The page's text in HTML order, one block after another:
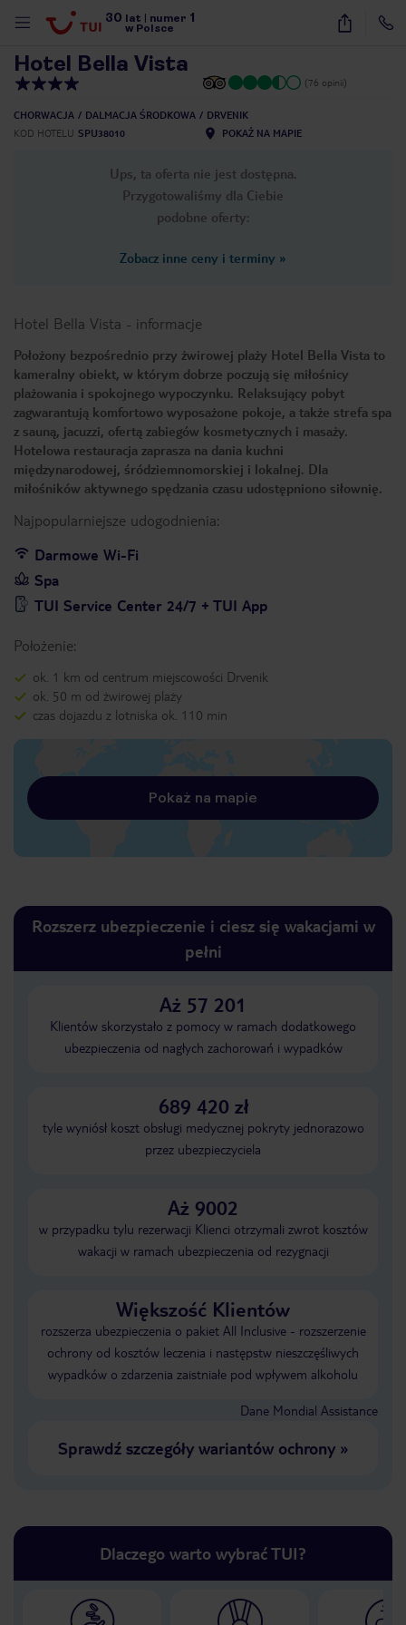
30 lat numer 1
w Polsce
31
Hotel Bella Vista
(76 opinii)
CHORWACJA DALMACJA ŚRODKOWA
DRVENIK
KOD HOTELU SPU38010 POKAŻ NA MAPIE
Ups, ta oferta nie jest dostępna.
Przygotowaliśmy dla Ciebie
podobne oferty:
Zobacz inne ceny i terminy »
Hotel Bella Vista - informacje
Położony bezpośrednio przy żwirowej plaży Hotel Bella Vista to
kameralny obiekt, w którym dobrze poczują się miłośnicy
plażowania i spokojnego wypoczynku. Relaksujący pobyt
zagwarantują komfortowo wyposażone pokoje, a także strefa spa
z sauną, jacuzzi, ofertą zabiegów kosmetycznych i masaży.
Hotelowa restauracja zaprasza na dania kuchni
międzynarodowej, śródziemnomorskiej i lokalnej. Dla
miłośników aktywnego spędzania czasu udostępniono siłownię.
Najpopularniejsze udogodnienia:
Darmowe Wi-Fi
Spa
TUI Service Center 24/7 + TUI App
Położenie:
ok. 1 km od centrum miejscowości Drvenik
ok. 50 m od żwirowej plaży
czas dojazdu z lotniska ok. 110 min
Pokaż na mapie
Rozszerz ubezpieczenie i ciesz się wakacjami w
pełni
Aż 57 201
Klientów skorzystało z pomocy w ramach dodatkowego
ubezpieczenia od nagłych zachorowań i wypadków
689 420 zł
tyle wyniósł koszt obsługi medycznej pokryty jednorazowo
przez ubezpieczyciela
Aż 9002
w przypadku tylu rezerwacji Klienci otrzymali zwrot kosztów
wakacji w ramach ubezpieczenia od rezygnacji
Większość Klientów
rozszerza ubezpieczenia o pakiet All Inclusive - rozszerzenie
ochrony od kosztów leczenia i następstw nieszczęśliwych
wypadków o zdarzenia zaistniałe pod wpływem alkoholu
Dane Mondial Assistance
Sprawdź szczegóły wariantów ochrony»
Dlaczego warto wybrać TUI?